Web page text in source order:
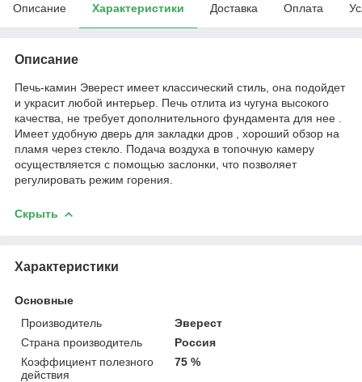
Описание Характеристики Доставка Оплата
Описание
Печь-камин Эверест имеет классический стиль, она подойдет
и украсит любой интерьер. Печь отлита из чугуна высокого
качества, не требует дополнительного фундамента для нее .
Имеет удобную дверь для закладки дров , хороший обзор на
пламя через стекло. Подача воздуха в топочную камеру
осуществляется с помощью заслонки, что позволяет
регулировать режим горения.
Скрыть
Характеристики
Основные
Производитель
Эверест
Страна производитель
Россия
Коэффициент полезного
действия
75 %